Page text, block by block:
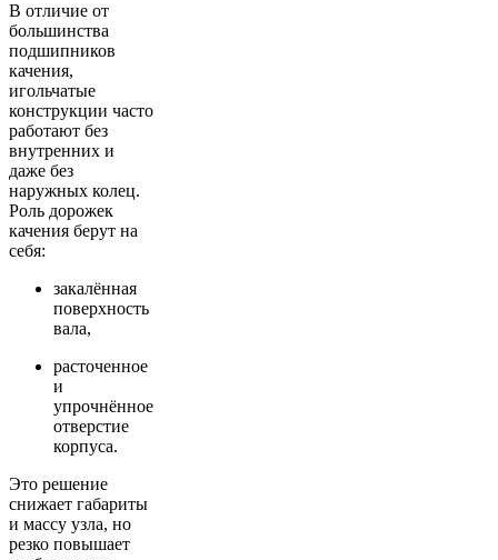
В отличие от
большинства
подшипников
качения,
игольчатые
конструкции часто
работают без
внутренних и
даже без
наружных колец.
Роль дорожек
качения берут на
себя:
закалённая
поверхность
вала,
расточенное
и
упрочнённое
отверстие
корпуса.
Это решение
снижает габариты
и массу узла, но
резко повышает